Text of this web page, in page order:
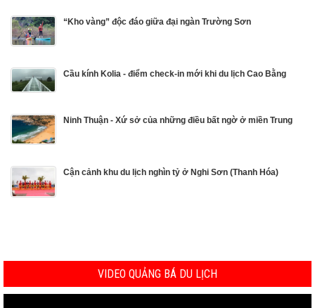
“Kho vàng” độc đáo giữa đại ngàn Trường Sơn
Cầu kính Kolia - điểm check-in mới khi du lịch Cao Bằng
Ninh Thuận - Xứ sở của những điều bất ngờ ở miền Trung
Cận cảnh khu du lịch nghìn tỷ ở Nghi Sơn (Thanh Hóa)
VIDEO QUẢNG BÁ DU LỊCH